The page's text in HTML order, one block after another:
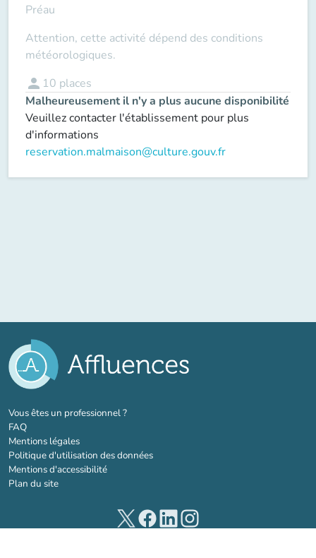
Préau
Attention, cette activité dépend des conditions
météorologiques.
person 10 places
Malheureusement il n'y a plus aucune disponibilité
Veuillez contacter l'établissement pour plus
d'informations
reservation.malmaison@culture.gouv.fr
Vous êtes un professionnel ?(nouvel onglet)
FAQ
Mentions légales
Politique d'utilisation des données
Mentions d'accessibilité
Plan du site
(nouvel onglet)
(nouvel onglet)
(nouvel onglet)